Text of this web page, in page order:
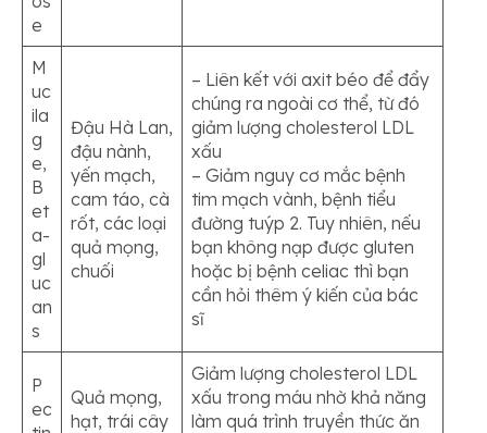
e
M
uc
ila
g
e,
B
et
a-
gl
uc
an
s
Đậu Hà Lan,
đậu nành,
yến mạch,
cam táo, cà
rốt, các loại
quả mọng,
chuối
– Liên kết với axit béo để đẩy
chúng ra ngoài cơ thể, từ đó
giảm lượng cholesterol LDL
xấu
– Giảm nguy cơ mắc bệnh
tim mạch vành, bệnh tiểu
đường tuýp 2. Tuy nhiên, nếu
bạn không nạp được gluten
hoặc bị bệnh celiac thì bạn
cần hỏi thêm ý kiến của bác
sĩ
P
ec
Quả mọng,
hạt, trái cây
Giảm lượng cholesterol LDL
xấu trong máu nhờ khả năng
làm quá trình truyền thức ăn